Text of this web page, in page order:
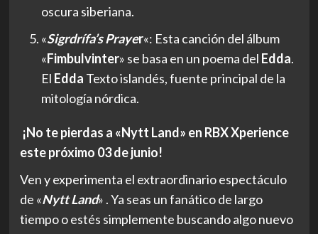
oscura siberiana.
«Sigrdrífa’s Prayer«: Esta canción del álbum
«Fimbulvinter» se basa en un poema del Edda.
El Edda Texto islandés, fuente principal de la
mitología nórdica.
¡No te pierdas a «Nytt Land» en RBX Xperience
este próximo 03 de junio!
Ven y experimenta el extraordinario espectáculo
de «Nytt Land» . Ya seas un fanático de largo
tiempo o estés simplemente buscando algo nuevo